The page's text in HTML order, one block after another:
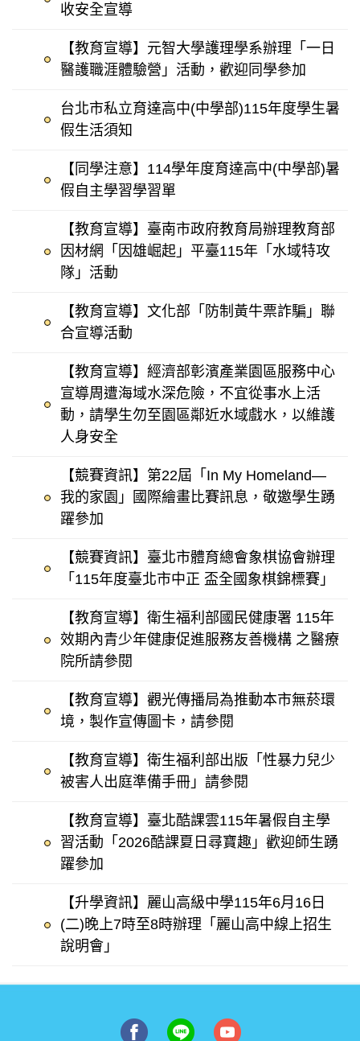
收安全宣導
【教育宣導】元智大學護理學系辦理「一日
醫護職涯體驗營」活動，歡迎同學參加
台北市私立育達高中(中學部)115年度學生暑
假生活須知
【同學注意】114學年度育達高中(中學部)暑
假自主學習學習單
【教育宣導】臺南市政府教育局辦理教育部
因材網「因雄崛起」平臺115年「水域特攻
隊」活動
【教育宣導】文化部「防制黃牛票詐騙」聯
合宣導活動
【教育宣導】經濟部彰濱產業園區服務中心
宣導周遭海域水深危險，不宜從事水上活
動，請學生勿至園區鄰近水域戲水，以維護
人身安全
【競賽資訊】第22屆「In My Homeland—
我的家園」國際繪畫比賽訊息，敬邀學生踴
躍參加
【競賽資訊】臺北市體育總會象棋協會辦理
「115年度臺北市中正 盃全國象棋錦標賽」
【教育宣導】衛生福利部國民健康署 115年
效期內青少年健康促進服務友善機構 之醫療
院所請參閱
【教育宣導】觀光傳播局為推動本市無菸環
境，製作宣傳圖卡，請參閱
【教育宣導】衛生福利部出版「性暴力兒少
被害人出庭準備手冊」請參閱
【教育宣導】臺北酷課雲115年暑假自主學
習活動「2026酷課夏日尋寶趣」歡迎師生踴
躍參加
【升學資訊】麗山高級中學115年6月16日
(二)晚上7時至8時辦理「麗山高中線上招生
說明會」